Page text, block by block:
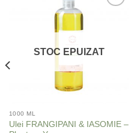
STOC EPUIZAT
1000 ML
Ulei FRANGIPANI & IASOMIE –